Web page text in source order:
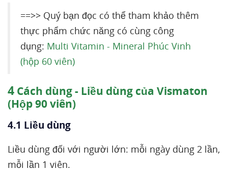
==>> Quý bạn đọc có thể tham khảo thêm
thực phẩm chức năng có cùng công
dụng: Multi Vitamin - Mineral Phúc Vinh
(hộp 60 viên)
4 Cách dùng - Liều dùng của Vismaton
(Hộp 90 viên)
4.1 Liều dùng
Liều dùng đối với người lớn: mỗi ngày dùng 2 lần,
mỗi lần 1 viên.